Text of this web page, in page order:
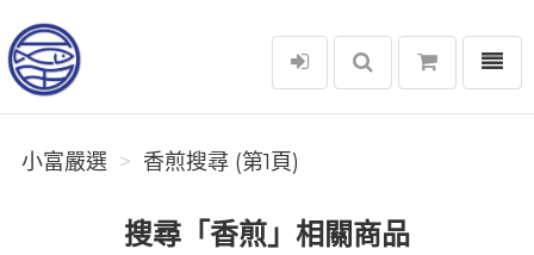
小富嚴選
選單
小富嚴選 香煎搜尋 (第1頁)
搜尋「香煎」相關商品